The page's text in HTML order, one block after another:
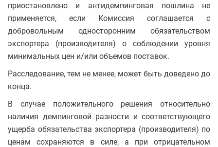
приостановлено и антидемпинговая пошлина не
применяется, если Комиссия соглашается с
добровольным односторонним обязательством
экспортера (производителя) о соблюдении уровня
минимальных цен и/или объемов поставок.
Расследование, тем не менее, может быть доведено до
конца.
В случае положительного решения относительно
наличия демпинговой разности и соответствующего
ущерба обязательства экспортера (производителя) по
ценам сохраняются в силе, а при отрицательном